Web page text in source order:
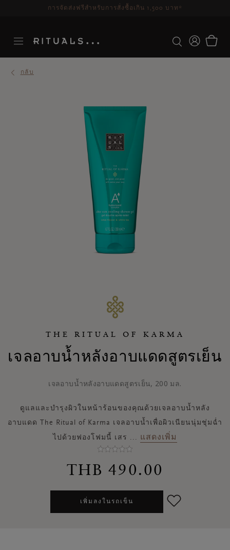
ระยะเวลาจัดส่ง 3-5 วันทำการ ดูเพิ่มเติม
กลับ
THE RITUAL OF KARMA
เจลอาบน้ำหลังอาบแดดสูตรเย็น
เจลอาบน้ำหลังอาบแดดสูตรเย็น, 200 มล.
ดูแลและบำรุงผิวในหน้าร้อนของคุณด้วยเจลอาบน้ำหลัง
อาบแดด The Ritual of Karma เจลอาบน้ำเพื่อผิวเนียนนุ่มชุ่มฉ่ำ
ไปด้วยฟองโฟมนี้ เสร ... แสดงเพิ่ม
THB 490.00
เพิ่มลงในรถเข็น